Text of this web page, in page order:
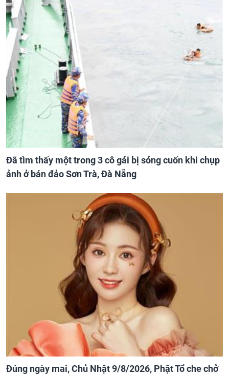
Đã tìm thấy một trong 3 cô gái bị sóng cuốn khi chụp
ảnh ở bán đảo Sơn Trà, Đà Nẵng
Đúng ngày mai, Chủ Nhật 9/8/2026, Phật Tổ che chở